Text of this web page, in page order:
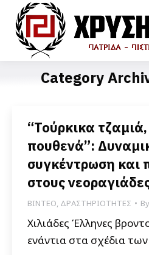
Category
“Τούρκικα
πουθενά”:
συγκέντρωση και
στους
ΒΙΝΤΕΟ, ΔΡΑΣΤΗΡΙΟΤΗΤΕΣ By
Χιλιάδες Έλληνες
ενάντια στα σχέδια